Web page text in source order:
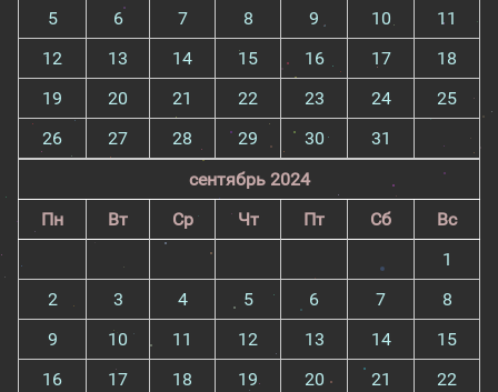
5
6 7 8 9 10
11
12
13 14 15 16 17
18
19
20 21 22 23 24
25
26
27 28 29 30
31
сентябрь 2024
Пн
Вт Ср Чт Пт Сб
Вс
1
2
3 4 5 6 7
8
9
10 11 12 13 14
15
16
17 18 19 20 21
22